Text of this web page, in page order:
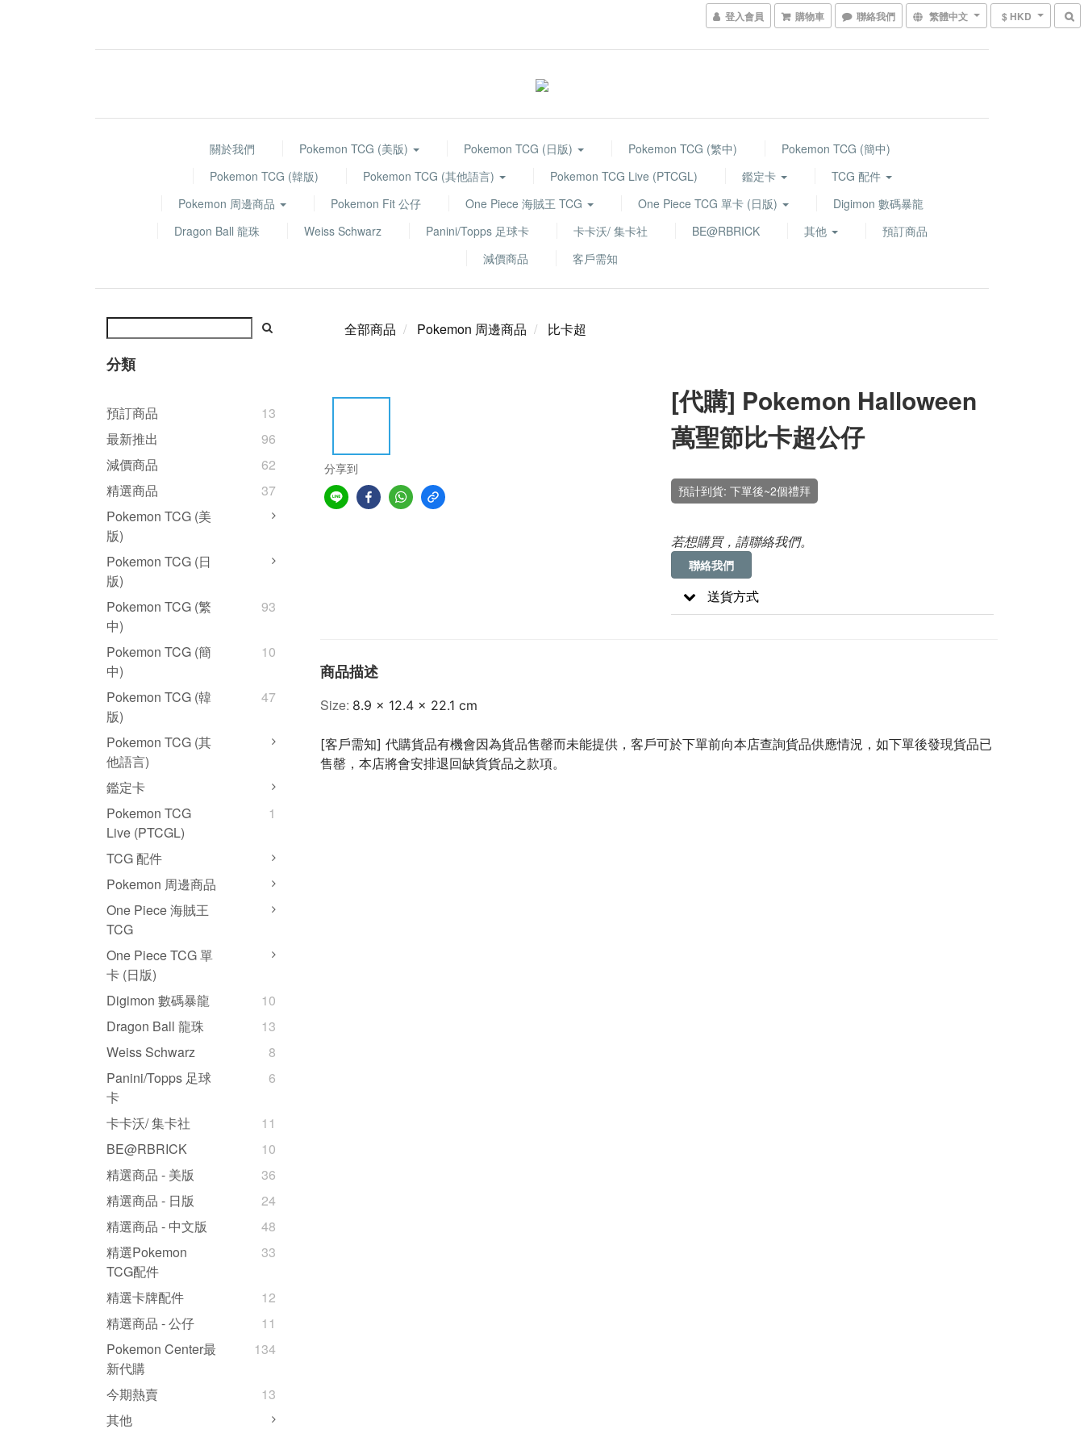
登入會員 購物車 聯絡我們 繁體中文 $ HKD
關於我們 Pokemon TCG (美版) Pokemon TCG (日版) Pokemon TCG (繁中)
Pokemon TCG (簡中)
Pokemon TCG (韓版)
Pokemon TCG (其他語言) Pokemon TCG Live (PTCGL) 鑑定卡
TCG 配件
Pokemon 周邊商品
Pokemon Fit 公仔 One Piece 海賊王 TCG One Piece TCG 單卡 (日版)
Digimon 數碼暴龍
Dragon Ball 龍珠
Weiss Schwarz Panini/Topps 足球卡 卡卡沃/ 集卡社 BE@RBRICK 其他
預訂商品
減價商品
客戶需知
分類
預訂商品
13
最新推出
96
減價商品
62
精選商品
37
Pokemon TCG (美
版)
Pokemon TCG (日
版)
Pokemon TCG (繁
中)
93
Pokemon TCG (簡
中)
10
Pokemon TCG (韓
版)
47
Pokemon TCG (其
他語言)
鑑定卡
Pokemon TCG
Live (PTCGL)
1
TCG 配件
Pokemon 周邊商品
One Piece 海賊王
TCG
One Piece TCG 單
卡 (日版)
Digimon 數碼暴龍
10
Dragon Ball 龍珠
13
Weiss Schwarz
8
Panini/Topps 足球
卡
6
卡卡沃/ 集卡社
11
BE@RBRICK
10
精選商品 - 美版
36
精選商品 - 日版
24
精選商品 - 中文版
48
精選Pokemon
TCG配件
33
精選卡牌配件
12
精選商品 - 公仔
11
Pokemon Center最
新代購
134
今期熱賣
13
其他
全部商品 Pokemon 周邊商品 比卡超
分享到
[代購] Pokemon Halloween
萬聖節比卡超公仔
預計到貨: 下單後~2個禮拜
若想購買，請聯絡我們。
聯絡我們
送貨方式
商品描述
Size: 8.9 x 12.4 x 22.1 cm
[客戶需知] 代購貨品有機會因為貨品售罄而未能提供，客戶可於下單前向本店查詢貨品供應情況，如下單後發現貨品已
售罄，本店將會安排退回缺貨貨品之款項。